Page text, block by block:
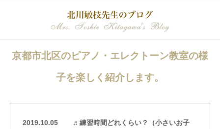
京都市北区のピアノ・エレクトーン教室の様
子を楽しく紹介します。
2019.10.05
♬練習時間どれくらい？（小さいお子